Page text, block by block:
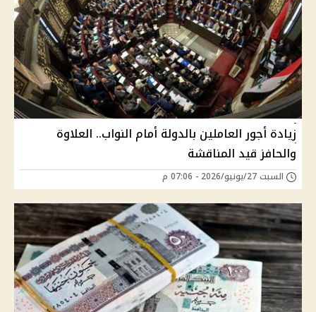
زيادة أجور العاملين بالدولة أمام النواب.. العلاوة
والحافز قيد المناقشة
السبت 27/يونيو/2026 - 07:06 م